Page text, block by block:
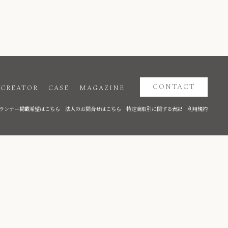
CREATOR CASE MAGAZINE CONTACT
ンナー掲載希望はこちら 法人のお問合せはこちら 特定商取引に関する表記 利用規約